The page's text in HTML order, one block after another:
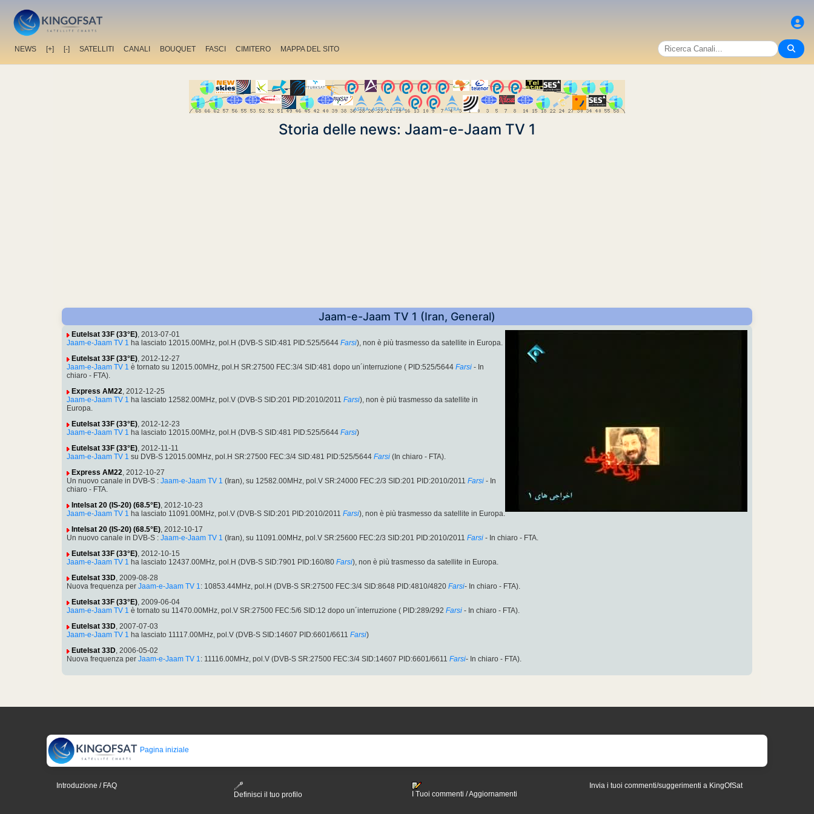
NEWS [+] [-] SATELLITI CANALI BOUQUET FASCI CIMITERO MAPPA DEL SITO
Storia delle news: Jaam-e-Jaam TV 1
Jaam-e-Jaam TV 1 (Iran, General)
Eutelsat 33F (33°E), 2013-07-01
Jaam-e-Jaam TV 1 ha lasciato 12015.00MHz, pol.H (DVB-S SID:481 PID:525/5644 Farsi), non è più trasmesso da satellite in Europa.
Eutelsat 33F (33°E), 2012-12-27
Jaam-e-Jaam TV 1 è tornato su 12015.00MHz, pol.H SR:27500 FEC:3/4 SID:481 dopo un´interruzione ( PID:525/5644 Farsi - In
chiaro - FTA).
Express AM22, 2012-12-25
Jaam-e-Jaam TV 1 ha lasciato 12582.00MHz, pol.V (DVB-S SID:201 PID:2010/2011 Farsi), non è più trasmesso da satellite in
Europa.
Eutelsat 33F (33°E), 2012-12-23
Jaam-e-Jaam TV 1 ha lasciato 12015.00MHz, pol.H (DVB-S SID:481 PID:525/5644 Farsi)
Eutelsat 33F (33°E), 2012-11-11
Jaam-e-Jaam TV 1 su DVB-S 12015.00MHz, pol.H SR:27500 FEC:3/4 SID:481 PID:525/5644 Farsi (In chiaro - FTA).
Express AM22, 2012-10-27
Un nuovo canale in DVB-S : Jaam-e-Jaam TV 1 (Iran), su 12582.00MHz, pol.V SR:24000 FEC:2/3 SID:201 PID:2010/2011 Farsi - In
chiaro - FTA.
Intelsat 20 (IS-20) (68.5°E), 2012-10-23
Jaam-e-Jaam TV 1 ha lasciato 11091.00MHz, pol.V (DVB-S SID:201 PID:2010/2011 Farsi), non è più trasmesso da satellite in Europa.
Intelsat 20 (IS-20) (68.5°E), 2012-10-17
Un nuovo canale in DVB-S : Jaam-e-Jaam TV 1 (Iran), su 11091.00MHz, pol.V SR:25600 FEC:2/3 SID:201 PID:2010/2011 Farsi - In chiaro - FTA.
Eutelsat 33F (33°E), 2012-10-15
Jaam-e-Jaam TV 1 ha lasciato 12437.00MHz, pol.H (DVB-S SID:7901 PID:160/80 Farsi), non è più trasmesso da satellite in Europa.
Eutelsat 33D, 2009-08-28
Nuova frequenza per Jaam-e-Jaam TV 1: 10853.44MHz, pol.H (DVB-S SR:27500 FEC:3/4 SID:8648 PID:4810/4820 Farsi- In chiaro - FTA).
Eutelsat 33F (33°E), 2009-06-04
Jaam-e-Jaam TV 1 è tornato su 11470.00MHz, pol.V SR:27500 FEC:5/6 SID:12 dopo un´interruzione ( PID:289/292 Farsi - In chiaro - FTA).
Eutelsat 33D, 2007-07-03
Jaam-e-Jaam TV 1 ha lasciato 11117.00MHz, pol.V (DVB-S SID:14607 PID:6601/6611 Farsi)
Eutelsat 33D, 2006-05-02
Nuova frequenza per Jaam-e-Jaam TV 1: 11116.00MHz, pol.V (DVB-S SR:27500 FEC:3/4 SID:14607 PID:6601/6611 Farsi- In chiaro - FTA).
Pagina iniziale
Introduzione / FAQ
Definisci il tuo profilo
I Tuoi commenti / Aggiornamenti
Invia i tuoi commenti/suggerimenti a KingOfSat